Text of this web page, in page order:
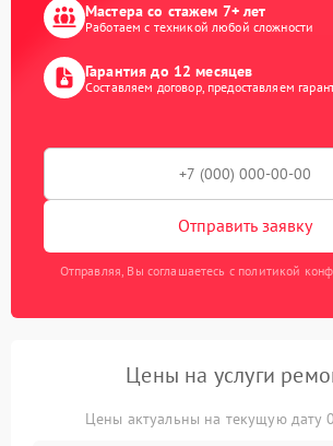
Мастера со стажем 7+ лет
Работаем с техникой любой сложности
Гарантия до 12 месяцев
Составляем договор, предоставляем
Отправить заявку
Отправляя, Вы соглашаетесь с политикой
Цены на услуги
Цены актуальны на текущую дату